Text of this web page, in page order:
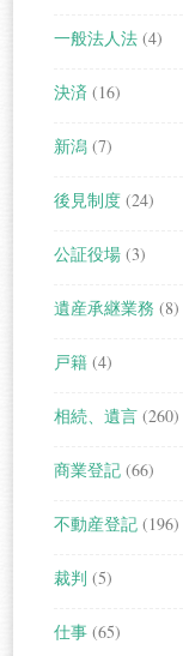
一般法人法 (4)
決済 (16)
新潟 (7)
後見制度 (24)
公証役場 (3)
遺産承継業務 (8)
戸籍 (4)
相続、遺言 (260)
商業登記 (66)
不動産登記 (196)
裁判 (5)
仕事 (65)